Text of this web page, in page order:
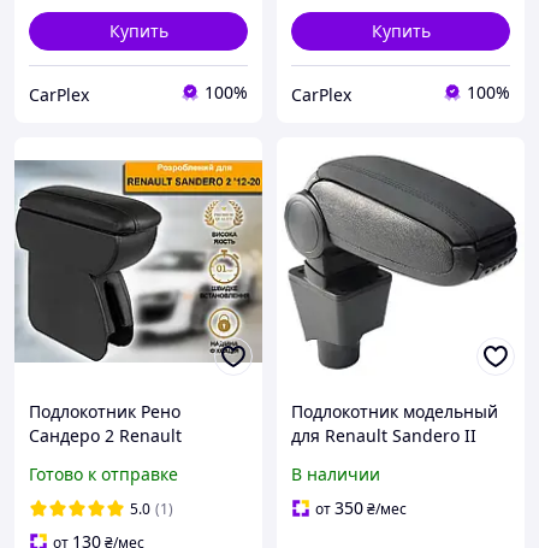
Купить
CarPlex 100%
Купить
CarPlex 100%
Подлокотник Рено
Сандеро 2 Renault
Черный
Готово к отправке
5.0 (1)
от 130₴/мес
Подлокотник модельный
для Renault Sandero II
Подстаканник Откидной
(Оригинальный)
В наличии
от350₴/мес